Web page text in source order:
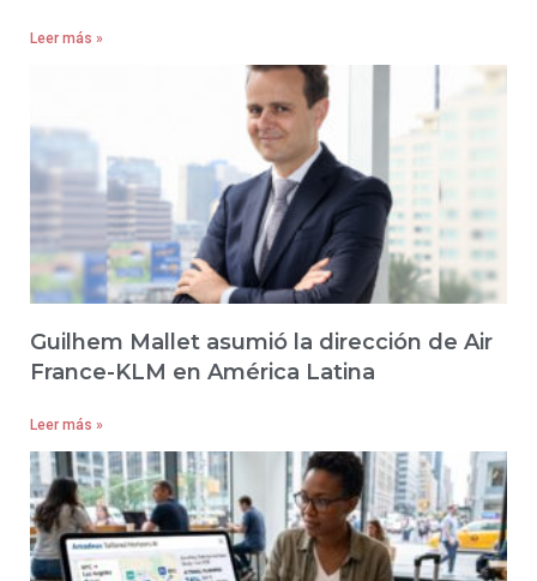
Leer más »
Guilhem Mallet asumió la dirección de Air
France-KLM en América Latina
Leer más »